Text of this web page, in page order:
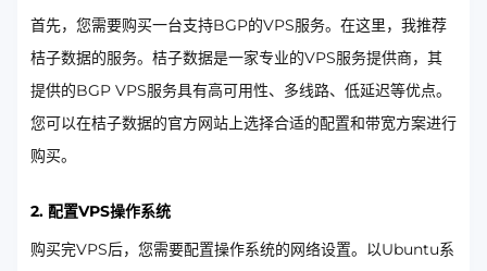
首先，您需要购买一台支持BGP的VPS服务。在这里，我推荐
桔子数据的服务。桔子数据是一家专业的VPS服务提供商，其
提供的BGP VPS服务具有高可用性、多线路、低延迟等优点。
您可以在桔子数据的官方网站上选择合适的配置和带宽方案进行
购买。
2. 配置VPS操作系统
购买完VPS后，您需要配置操作系统的网络设置。以Ubuntu系